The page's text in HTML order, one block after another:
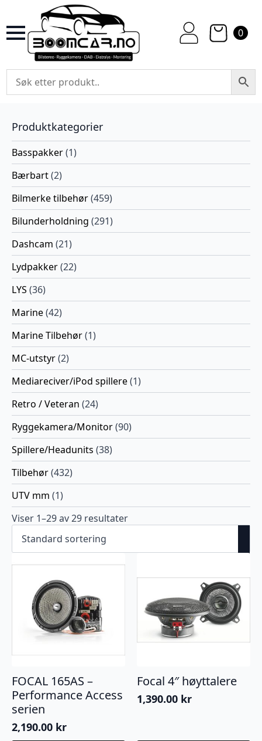
0
Produktkategorier
Basspakker(1)
Bærbart(2)
Bilmerke tilbehør(459)
Bilunderholdning (291)
Dashcam (21)
Lydpakker(22)
LYS (36)
Marine(42)
Marine Tilbehør(1)
MC-utstyr(2)
Mediareciver/iPod spillere(1)
Retro / Veteran (24)
Ryggekamera/Monitor(90)
Spillere/Headunits (38)
Tilbehør(432)
UTV mm (1)
Viser 1–29 av 29 resultater
FOCAL 165AS –
Performance Access
serien
2,190.00 kr
Focal 4″ høyttalere
1,390.00 kr